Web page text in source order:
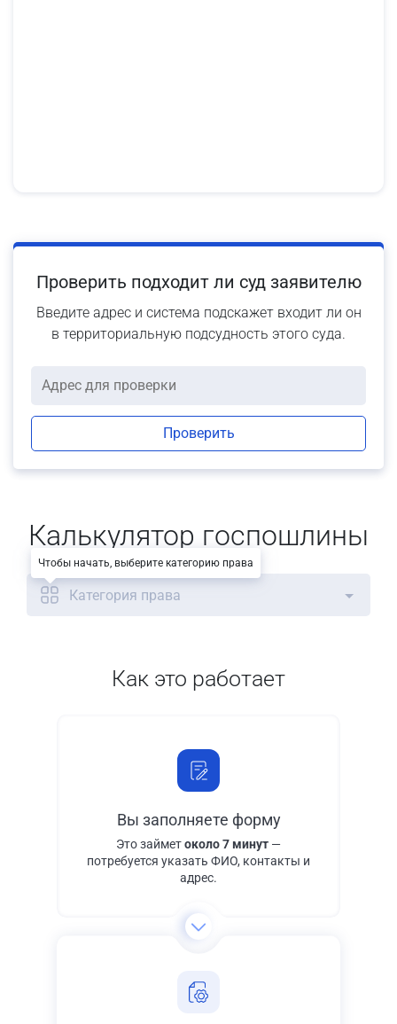
Проверить подходит ли суд заявителю
Введите адрес и система подскажет входит ли он
в территориальную подсудность этого суда.
Проверить
Калькулятор госпошлины
Категория права
Как это работает
Вы заполняете форму
Это займетоколо 7 минут —
потребуется указать ФИО, контакты и
адрес.
Чтобы начать, выберите категорию права